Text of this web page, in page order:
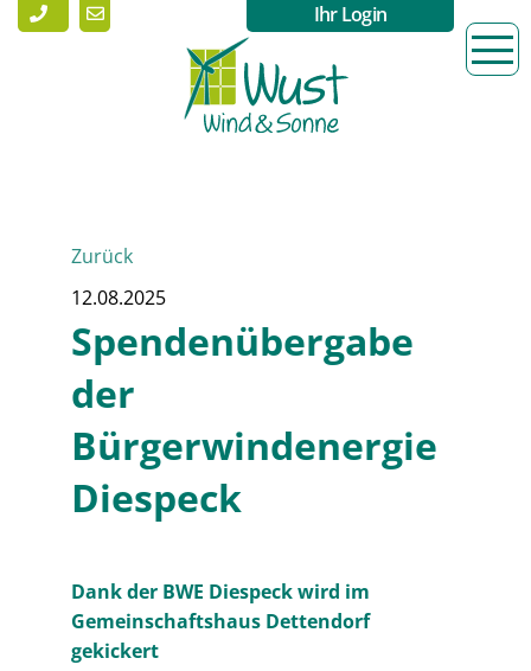
Ihr Login
Zurück
12.08.2025
Spendenübergabe
der
Bürgerwindenergie
Diespeck
Dank der BWE Diespeck wird im
Gemeinschaftshaus Dettendorf
gekickert